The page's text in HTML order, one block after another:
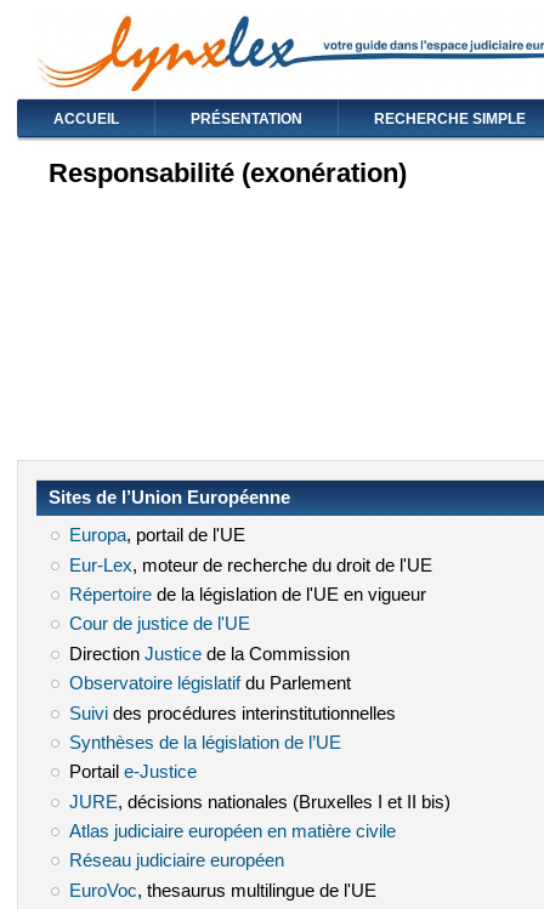
ACCUEIL PRÉSENTATION RECHERCHE SIMPLE
Responsabilité (exonération)
Sites de l’Union Européenne
Europa(le lien est externe)
, portail de l'UE
Eur-Lex (le lien est externe)
, moteur de recherche du droit de l'UE
Répertoire(le lien est externe)
de la législation de l'UE en vigueur
Cour de justice de l'UE
Direction Justice(le lien est externe)
de la Commission
Observatoire législatif(le lien est externe)
du Parlement
Suivi(le lien est externe)
des procédures interinstitutionnelles
Synthèses de la législation de l’UE
Portail e-Justice(le lien est externe)
JURE (le lien est externe)
, décisions nationales (Bruxelles I et II bis)
Atlas judiciaire européen en matière civile(le lien est externe)
Réseau judiciaire européen(le lien est externe)
EuroVoc (le lien est externe)
, thesaurus multilingue de l'UE